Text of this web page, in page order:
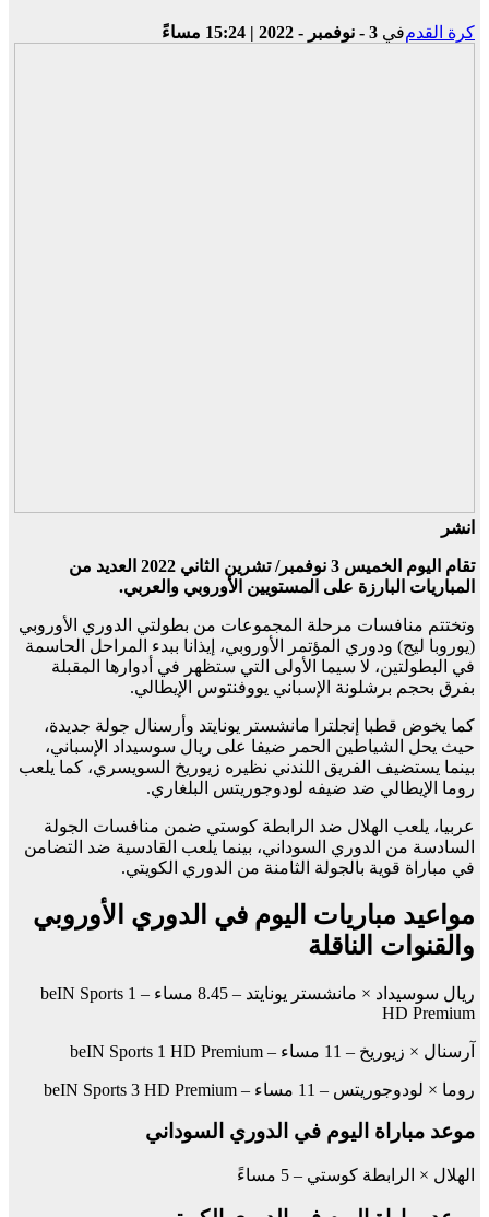
كرة القدمفي 3 - نوفمبر - 2022 | 15:24 مساءً
انشر
تقام اليوم الخميس 3 نوفمبر/ تشرين الثاني 2022 العديد من
المباريات البارزة على المستويين الأوروبي والعربي.
وتختتم منافسات مرحلة المجموعات من بطولتي الدوري الأوروبي
(يوروبا ليج) ودوري المؤتمر الأوروبي، إيذانا ببدء المراحل الحاسمة
في البطولتين، لا سيما الأولى التي ستظهر في أدوارها المقبلة
بفرق بحجم برشلونة الإسباني يووفنتوس الإيطالي.
كما يخوض قطبا إنجلترا مانشستر يونايتد وأرسنال جولة جديدة،
حيث يحل الشياطين الحمر ضيفا على ريال سوسيداد الإسباني،
بينما يستضيف الفريق اللندني نظيره زيوريخ السويسري، كما يلعب
روما الإيطالي ضد ضيفه لودوجوريتس البلغاري.
عربيا، يلعب الهلال ضد الرابطة كوستي ضمن منافسات الجولة
السادسة من الدوري السوداني، بينما يلعب القادسية ضد التضامن
في مباراة قوية بالجولة الثامنة من الدوري الكويتي.
مواعيد مباريات اليوم في الدوري الأوروبي
والقنوات الناقلة
ريال سوسيداد × مانشستر يونايتد – 8.45 مساء – beIN Sports 1
HD Premium
آرسنال × زيوريخ – 11 مساء – beIN Sports 1 HD Premium
روما × لودوجوريتس – 11 مساء – beIN Sports 3 HD Premium
موعد مباراة اليوم في الدوري السوداني
الهلال × الرابطة كوستي – 5 مساءً